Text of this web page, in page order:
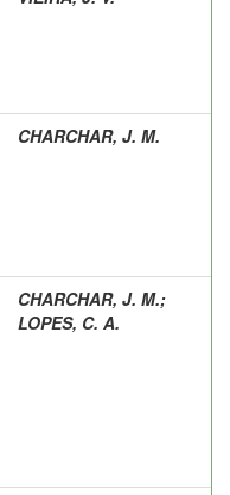
CHARCHAR, J. M.
CHARCHAR, J. M.;
LOPES, C. A.